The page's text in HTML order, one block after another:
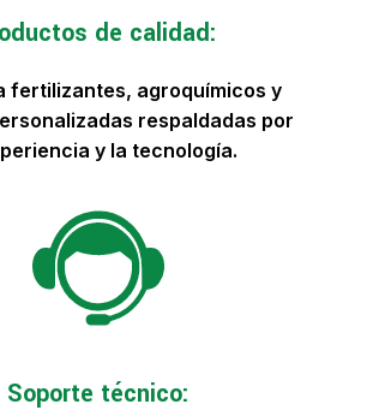
de calidad:
fertilizantes, agroquímicos y
respaldadas por
y la tecnología.
Soporte técnico: